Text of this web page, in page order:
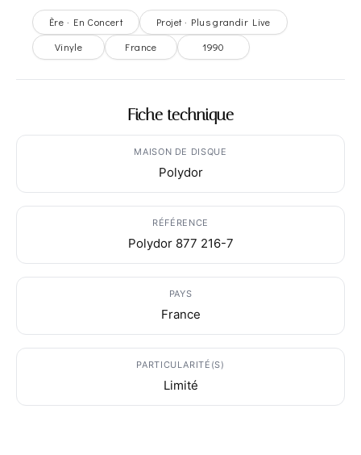
Ère · En Concert
Projet · Plus grandir Live
Vinyle
France 1990
Fiche technique
MAISON DE DISQUE
Polydor
RÉFÉRENCE
Polydor 877 216-7
PAYS
France
PARTICULARITÉ(S)
Limité